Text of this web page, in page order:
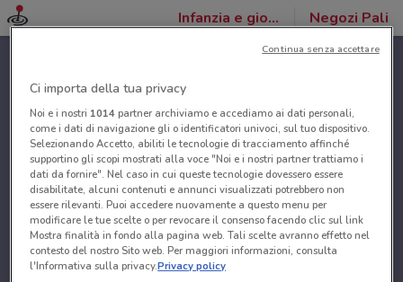
Infanzia e giochi Negozi Pali
Ci importa della tua privacy
Noi e i nostri 1014partner archiviamo e accediamo ai dati personali,
come i dati di navigazione gli o identificatori univoci, sul tuo dispositivo.
Selezionando Accetto, abiliti le tecnologie di tracciamento affinché
supportino gli scopi mostrati alla voce "Noi e i nostri partner trattiamo i
dati da fornire". Nel caso in cui queste tecnologie dovessero essere
disabilitate, alcuni contenuti e annunci visualizzati potrebbero non
essere rilevanti. Puoi accedere nuovamente a questo menu per
modificare le tue scelte o per revocare il consenso facendo clic sul link
Mostra finalità in fondo alla pagina web. Tali scelte avranno effetto nel
contesto del nostro Sito web. Per maggiori informazioni, consulta
l'Informativa sulla privacy.Privacy policy
Continua senza accettare